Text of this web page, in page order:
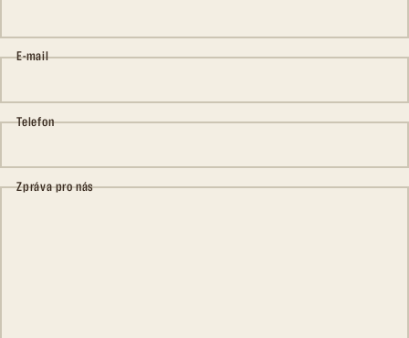
E-mail
Telefon
Zpráva pro nás